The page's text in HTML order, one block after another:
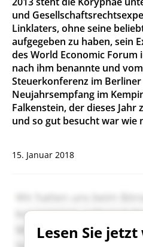
und
Linklaters, ohne seine
aufgegeben zu haben, sein
des World Economic Forum
nach ihm benannte und
Steuerkonferenz im
Neujahrsempfang im
Falkenstein, der dieses Jahr
und so gut besucht war wie
15. Januar 2018
Lesen Sie